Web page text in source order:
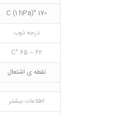
170 °C (1 hPa)
درجه ذوب
62 – 65 °C
نقطه ی اشتعال
اطلاعات بیشتر